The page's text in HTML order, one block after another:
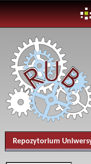
navigation
Repozytorium